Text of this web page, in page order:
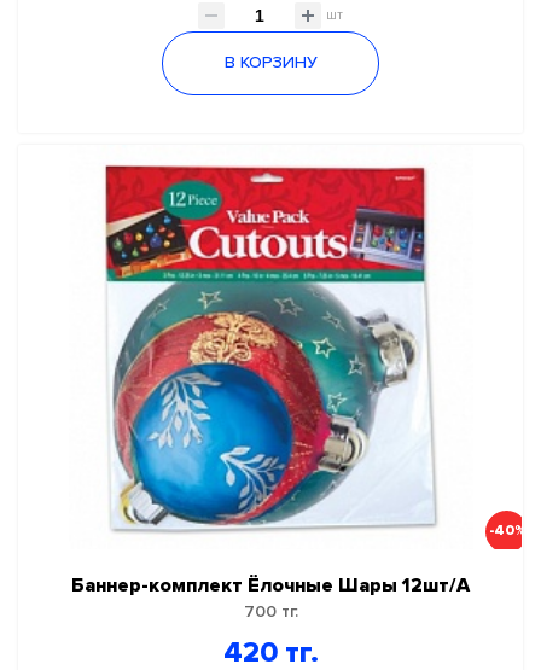
шт
В КОРЗИНУ
-40%
Баннер-комплект Ёлочные Шары 12шт/А
700 тг.
420 тг.